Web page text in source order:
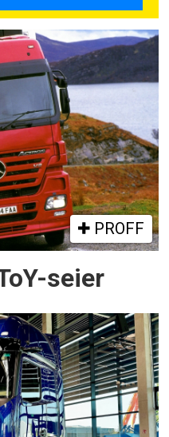
PROFF
seier